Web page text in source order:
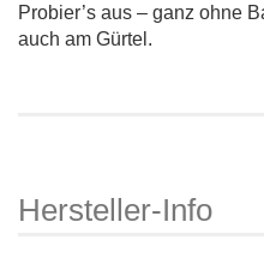
Probier’s aus – ganz ohne
auch am Gürtel.
Hersteller-Info